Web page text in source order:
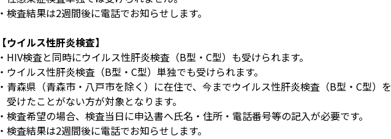
・検査結果は2週間後に電話でお知らせします。
【ウイルス性肝炎検査】
・HIV検査と同時にウイルス性肝炎検査（B型・C型）も受けられます。
・ウイルス性肝炎検査（B型・C型）単独でも受けられます。
・青森県（青森市・八戸市を除く）に在住で、今までウイルス性肝炎検査（B型・C型）を
受けたことがない方が対象となります。
・検査希望の場合、検査当日に申込書へ氏名・住所・電話番号等の記入が必要です。
・検査結果は2週間後に電話でお知らせします。